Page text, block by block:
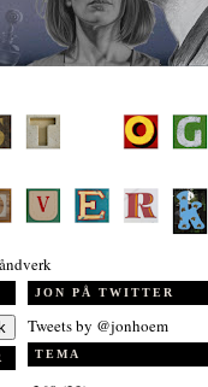
JON PÅ TWITTER
Tweets by @jonhoem
TEMA